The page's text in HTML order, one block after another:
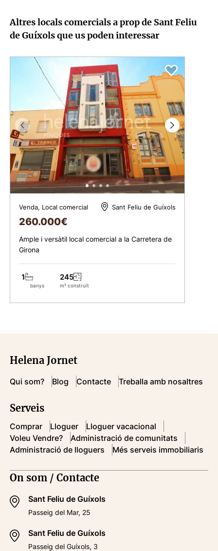
Altres locals comercials a prop de Sant Feliu
de Guíxols que us poden interessar
Venda, Local comercial Sant Feliu de Guíxols
260.000€
Ample i versàtil local comercial a la Carretera de
Girona
1
banys
245
m² construïts
On som / Contacte
Sant Feliu de Guíxols
Passeig del Mar, 25
Sant Feliu de Guíxols
Passeig del Guíxols, 3
Helena Jornet
Qui som? Blog Contacte Treballa amb nosaltres
Serveis
Comprar Lloguer
Lloguer vacacional
Voleu Vendre?
Administració de comunitats
Administració de lloguers
Més serveis immobiliaris